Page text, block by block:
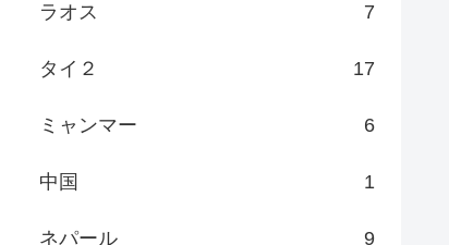
ラオス 7
タイ２ 17
ミャンマー 6
中国 1
ネパール 9